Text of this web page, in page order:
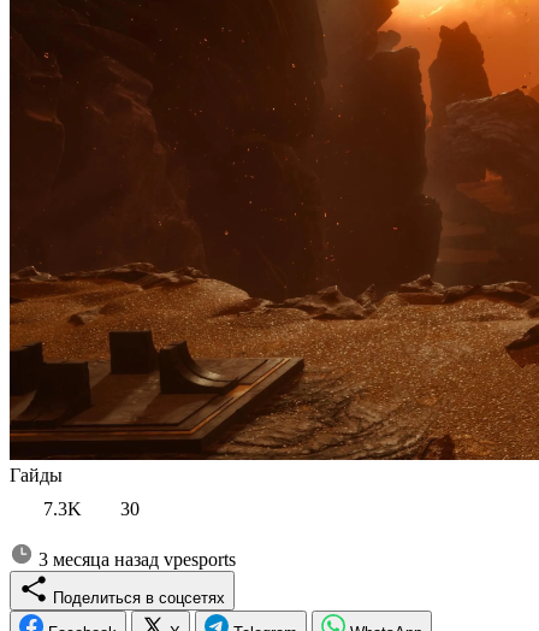
Гайды
7.3K
30
3 месяца назад vpesports
Поделиться в соцсетях